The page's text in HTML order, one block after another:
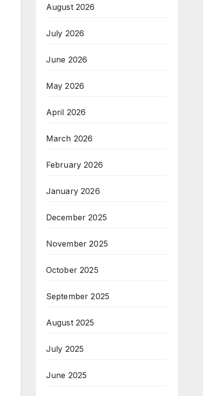
August 2026
July 2026
June 2026
May 2026
April 2026
March 2026
February 2026
January 2026
December 2025
November 2025
October 2025
September 2025
August 2025
July 2025
June 2025